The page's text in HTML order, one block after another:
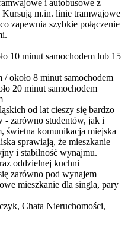
i autobusowe z
m.in. linie tramwajowe
zapewnia szybkie połączenie
10 minut samochodem lub 15
około 8 minut samochodem
20 minut samochodem
od lat cieszy się bardzo
- zarówno studentów, jak i
świetna komunikacja miejska
sprawiają, że mieszkanie
i stabilność wynajmu.
oddzielnej kuchni
zarówno pod wynajem
mieszkanie dla singla, pary
Chata Nieruchomości,